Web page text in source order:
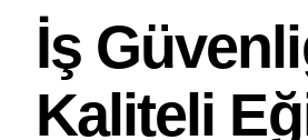
İş
Kaliteli